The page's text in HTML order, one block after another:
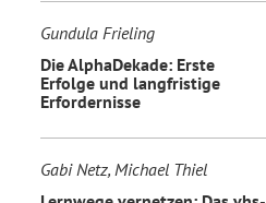
Gundula Frieling
Die AlphaDekade: Erste
Erfolge und langfristige
Erfordernisse
Gabi Netz, Michael Thiel